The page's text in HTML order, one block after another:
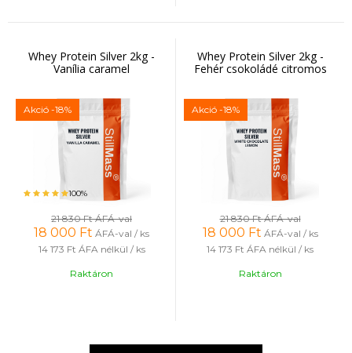
Whey Protein Silver 2kg -
Vanília caramel
Akció -18%
100%
21 830 FtÁFÁ-val
18 000 Ft ÁFÁ-val / ks
14 173 Ft ÁFA nélkül / ks
Raktáron
Whey Protein Silver 2kg -
Fehér csokoládé citromos
Akció -18%
21 830 FtÁFÁ-val
18 000 Ft ÁFÁ-val / ks
14 173 Ft ÁFA nélkül / ks
Raktáron